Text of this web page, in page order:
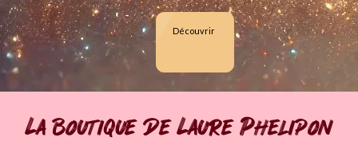
Découvrir
La boutique de Laure Phelipon